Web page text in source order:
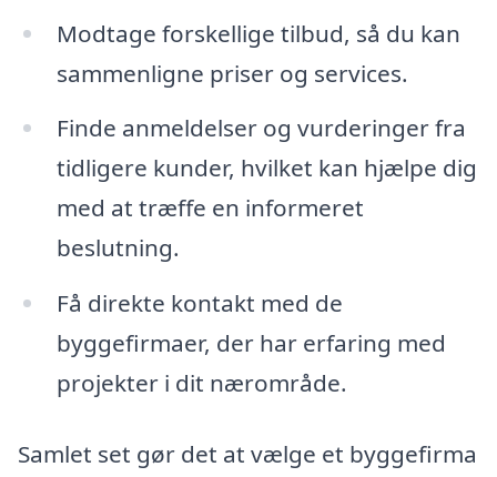
Modtage forskellige tilbud, så du kan
sammenligne priser og services.
Finde anmeldelser og vurderinger fra
tidligere kunder, hvilket kan hjælpe dig
med at træffe en informeret
beslutning.
Få direkte kontakt med de
byggefirmaer, der har erfaring med
projekter i dit nærområde.
Samlet set gør det at vælge et byggefirma